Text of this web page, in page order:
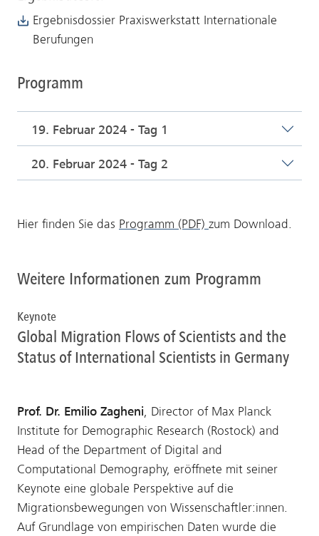
Ergebnisdossier Praxiswerkstatt Internationale
Berufungen
Programm
19. Februar 2024 - Tag 1
20. Februar 2024 - Tag 2
Hier finden Sie das Programm (PDF) zum Download.
Weitere Informationen zum Programm
Keynote
Global Migration Flows of Scientists and the
Status of International Scientists in Germany
Prof. Dr. Emilio Zagheni, Director of Max Planck
Institute for Demographic Research (Rostock) and
Head of the Department of Digital and
Computational Demography, eröffnete mit seiner
Keynote eine globale Perspektive auf die
Migrationsbewegungen von Wissenschaftler:innen.
Auf Grundlage von empirischen Daten wurde die